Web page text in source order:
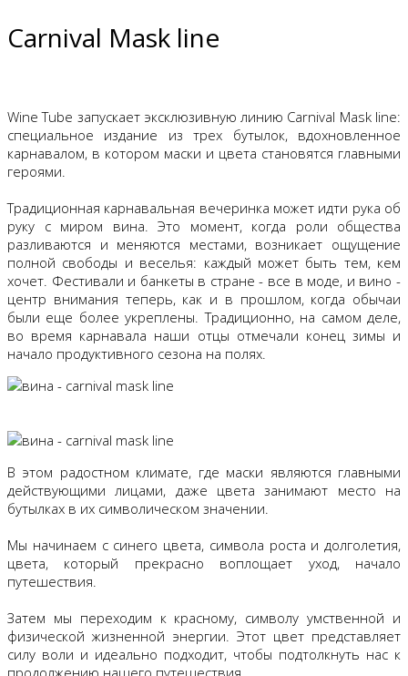
Carnival Mask line
Wine Tube запускает эксклюзивную линию Carnival Mask line:
специальное издание из трех бутылок, вдохновленное
карнавалом, в котором маски и цвета становятся главными
героями.
Традиционная карнавальная вечеринка может идти рука об
руку с миром вина. Это момент, когда роли общества
разливаются и меняются местами, возникает ощущение
полной свободы и веселья: каждый может быть тем, кем
хочет. Фестивали и банкеты в стране - все в моде, и вино -
центр внимания теперь, как и в прошлом, когда обычаи
были еще более укреплены. Традиционно, на самом деле,
во время карнавала наши отцы отмечали конец зимы и
начало продуктивного сезона на полях.
В этом радостном климате, где маски являются главными
действующими лицами, даже цвета занимают место на
бутылках в их символическом значении.
Мы начинаем с синего цвета, символа роста и долголетия,
цвета, который прекрасно воплощает уход, начало
путешествия.
Затем мы переходим к красному, символу умственной и
физической жизненной энергии. Этот цвет представляет
силу воли и идеально подходит, чтобы подтолкнуть нас к